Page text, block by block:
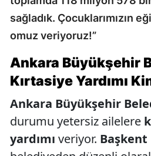
sağladık. Çocuklarımızın
omuz veriyoruz!”
Ankara Büyükşehir
Kırtasiye Yardımı
Ankara Büyükşehir
durumu yetersiz ailelere
yardımı veriyor. Başkent